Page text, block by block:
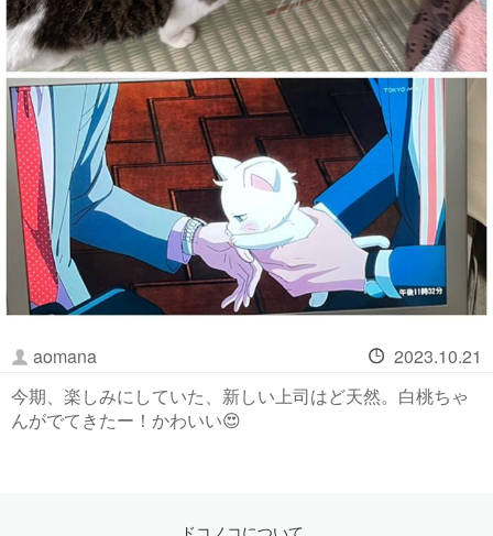
aomana
2023.10.21
今期、楽しみにしていた、新しい上司はど天然。白桃ちゃ
んがでてきたー！かわいい😍